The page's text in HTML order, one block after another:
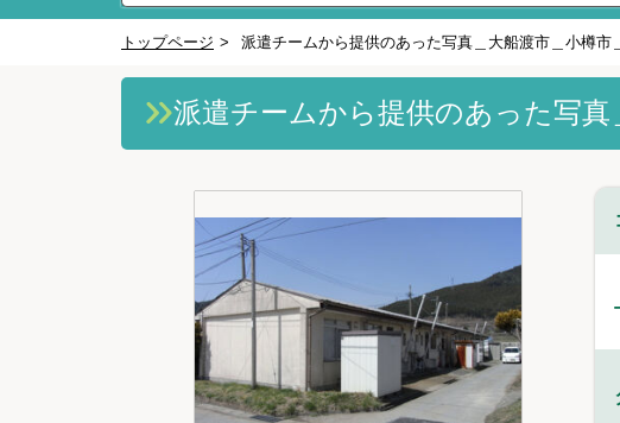
トップページ > 派遣チームから提供のあった写真＿大船渡市＿小樽
派遣チームから提供のあった写真